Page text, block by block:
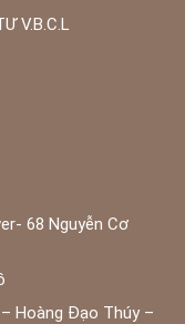
V.B.C.L
68 Nguyễn Cơ
Hoàng Đạo Thúy –